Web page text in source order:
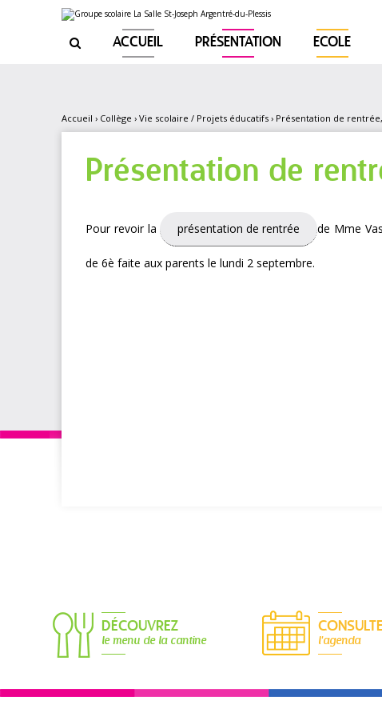
 ACCUEIL PRÉSENTATION ECOLE
Accueil › Collège › Vie scolaire / Projets éducatifs › Présentation de
Présentation de
Pour revoir la présentation de rentrée de Mme
de 6è faite aux parents le lundi 2 septembre.
DÉCOUVREZ
le menu de la cantine l'agenda